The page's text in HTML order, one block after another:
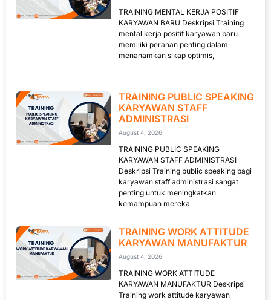
TRAINING MENTAL KERJA POSITIF
KARYAWAN BARU Deskripsi Training
mental kerja positif karyawan baru
memiliki peranan penting dalam
menanamkan sikap optimis,
TRAINING PUBLIC SPEAKING
KARYAWAN STAFF
ADMINISTRASI
August 4, 2026
TRAINING PUBLIC SPEAKING
KARYAWAN STAFF ADMINISTRASI
Deskripsi Training public speaking bagi
karyawan staff administrasi sangat
penting untuk meningkatkan
kemampuan mereka
TRAINING WORK ATTITUDE
KARYAWAN MANUFAKTUR
August 4, 2026
TRAINING WORK ATTITUDE
KARYAWAN MANUFAKTUR Deskripsi
Training work attitude karyawan